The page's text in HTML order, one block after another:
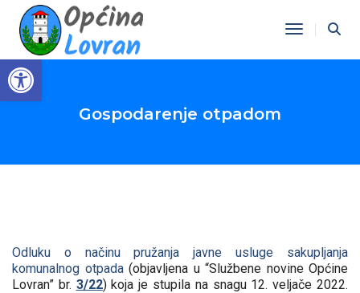
Open toolbar
Toggle
Gospodarenje otpadom
Odluku o načinu pružanja javne usluge sakupljanja
komunalnog otpada(objavljena u “Službene novine Općine
Lovran” br. 3/22) koja je stupila na snagu 12. veljače 2022.